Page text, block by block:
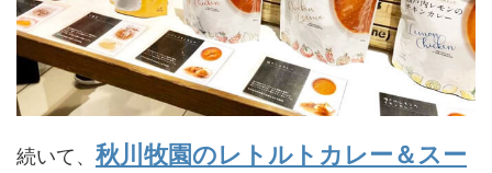
続いて、 秋川牧園のレトルトカレー＆スー